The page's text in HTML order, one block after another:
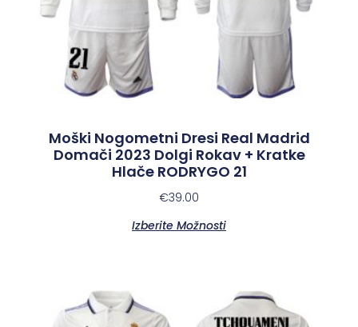
Moški Nogometni Dresi Real Madrid
Domači 2023 Dolgi Rokav + Kratke
Hlače RODRYGO 21
€39.00
Izberite Možnosti